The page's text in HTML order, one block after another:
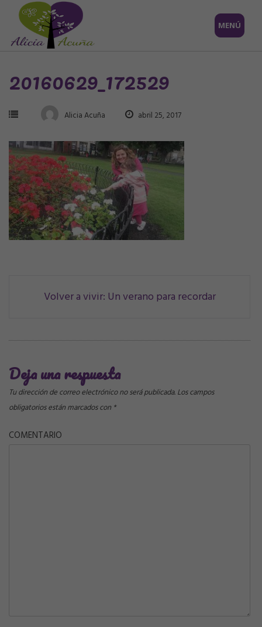
Saltar
contenido
MENÚ
20160629_172529
Alicia Acuña abril 25, 2017
Navegación
correos
Volver a vivir: Un verano para recordar
Deja una respuesta
Tu dirección de correo electrónico no será publicada.Los campos
obligatorios están marcados con *
COMENTARIO